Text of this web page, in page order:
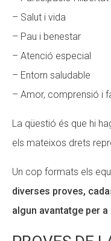
– Salut i vida
– Pau i benestar
– Atenció especial
– Entorn saludable
– Amor, comprensió i
La qüestió és que hi
els mateixos drets
Un cop formats els
diverses proves,
algun avantatge per